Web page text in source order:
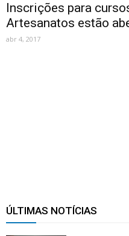
Inscrições para
Artesanatos estão
abr 4, 2017
ÚLTIMAS NOTÍCIAS